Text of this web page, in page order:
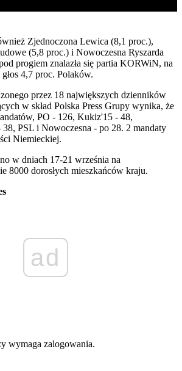
Zjednoczona Lewica (8,1 proc.),
(5,8 proc.) i Nowoczesna Ryszarda
progiem znalazła się partia KORWiN, na
4,7 proc. Polaków.
przez 18 największych dzienników
w skład Polska Press Grupy wynika, że
PO - 126, Kukiz'15 - 48,
PSL i Nowoczesna - po 28. 2 mandaty
Niemieckiej.
w dniach 17-21 września na
8000 dorosłych mieszkańców kraju.
ad
wymaga zalogowania.